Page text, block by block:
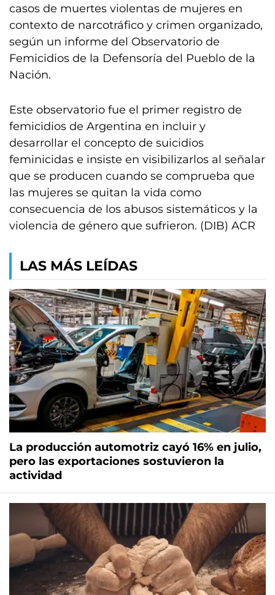
casos de muertes violentas de mujeres en
contexto de narcotráfico y crimen organizado,
según un informe del Observatorio de
Femicidios de la Defensoría del Pueblo de la
Nación.
Este observatorio fue el primer registro de
femicidios de Argentina en incluir y
desarrollar el concepto de suicidios
feminicidas e insiste en visibilizarlos al señalar
que se producen cuando se comprueba que
las mujeres se quitan la vida como
consecuencia de los abusos sistemáticos y la
violencia de género que sufrieron. (DIB) ACR
LAS MÁS LEÍDAS
La producción automotriz cayó 16% en julio,
pero las exportaciones sostuvieron la
actividad